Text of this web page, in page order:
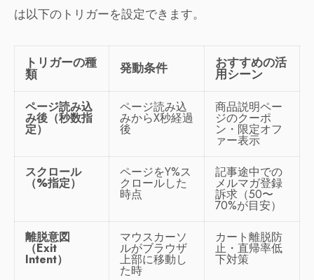
は以下のトリガーを設定できます。
トリガーの種
類 発動条件 おすすめの活
用シーン
ページ読み込
み後（秒数指
定）
ページ読み込
みからX秒経過
後
商品説明ペー
ジのクーポ
ン・限定オフ
ァー表示
スクロール
（%指定）
ページをY%ス
クロールした
時点
記事途中での
メルマガ登録
訴求（50〜
70%が目安）
離脱意図
（Exit
Intent）
マウスカーソ
ルがブラウザ
上部に移動し
た時
カート離脱防
止・直帰率低
下対策